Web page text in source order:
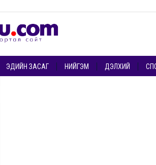
ЭДИЙН ЗАСАГ НИЙГЭМ ДЭЛХИЙ